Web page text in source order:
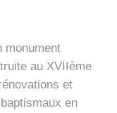
monument
au XVIIème
et
en